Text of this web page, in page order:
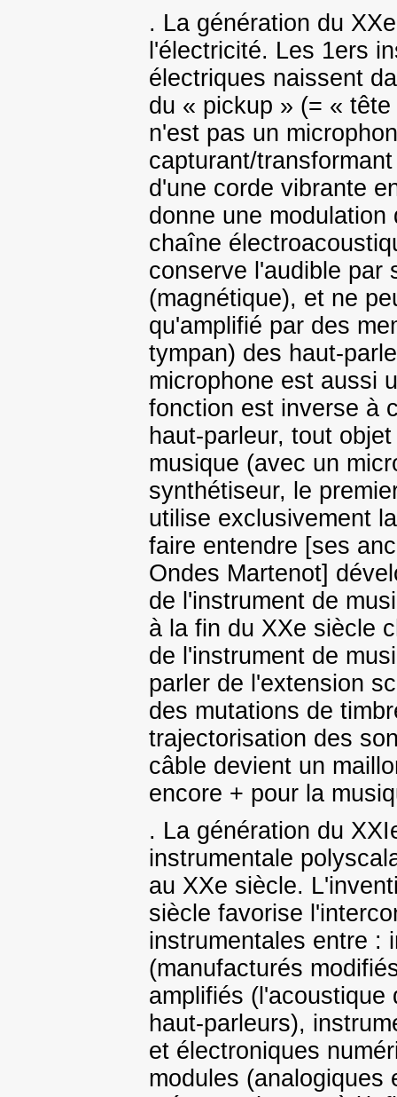
. La génération du
l'électricité. Les 1ers
électriques naissent
du « pickup » (= «
n'est pas un
capturant/
d'une corde vibrante
donne une
chaîne
conserve l'audible par
(magnétique), et ne
qu'amplifié par des
tympan) des haut-
microphone est aussi
fonction est inverse à
haut-parleur, tout
musique (avec un
synthétiseur, le
utilise exclusivement
faire entendre [ses
Ondes Martenot]
de l'instrument de
à la fin du XXe siècle
de l'instrument de
parler de l'extension
des mutations de
trajectorisation des
câble devient un
encore + pour la
. La génération du
instrumentale
au XXe siècle.
siècle favorise
instrumentales entre :
(manufacturés
amplifiés (l'acoustique
haut-parleurs),
et électroniques
modules (analogiques